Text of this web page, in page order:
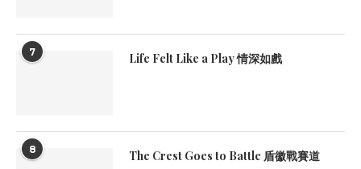
7 Life Felt Like a Play 情深如戲
8 The Crest Goes to Battle 盾徽戰賽道